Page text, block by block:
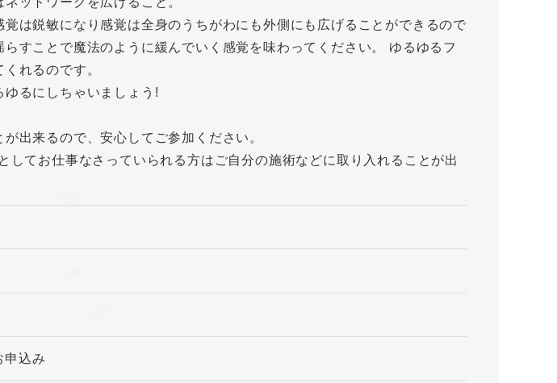
は鋭敏になり感覚は全身のうちがわにも外側にも広げることができるので
すことで魔法のように緩んでいく感覚を味わってください。 ゆるゆるフ
れるのです。
るにしちゃいましょう!
出来るので、安心してご参加ください。
してお仕事なさっていられる方はご自分の施術などに取り入れることが出
込み